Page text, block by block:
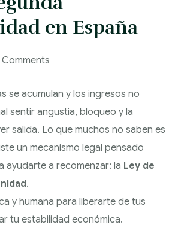
INSATISFECHO
PRODUCTIVAS
CONTRATACIÓN
LIQUIDACIÓN DE
SOCIEDADES
DERECHO LABORAL
RECLAMACIÓN
POR DESPIDO
ACCIDENTE
INCAPACIDAD
LABORAL
RECLAMACIONES
DE CANTIDADES
RESPONSABILIDAD
CONSTRUCTIVOS
INCUMPLIMIENTO
DERECHO DE
EXTRANJERÍA
OBTENCIÓN
ESPAÑOLA
DERECHO
DERECHO
INTERNACIONAL
ABOGADOS EN
ABOGADOS EN
MADRID
CONTACTO
en España
Comments
se acumulan y los ingresos no
sentir angustia, bloqueo y la
salida. Lo que muchos no saben es
un mecanismo legal pensado
ayudarte a recomenzar: la Ley de
.
y humana para liberarte de tus
tu estabilidad económica.